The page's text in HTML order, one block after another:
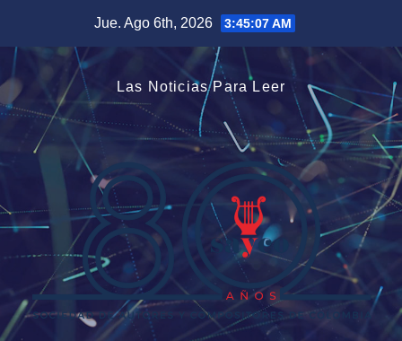
contenido
Jue. Ago 6th, 2026 3:45:08 AM
Las Noticias Para Leer